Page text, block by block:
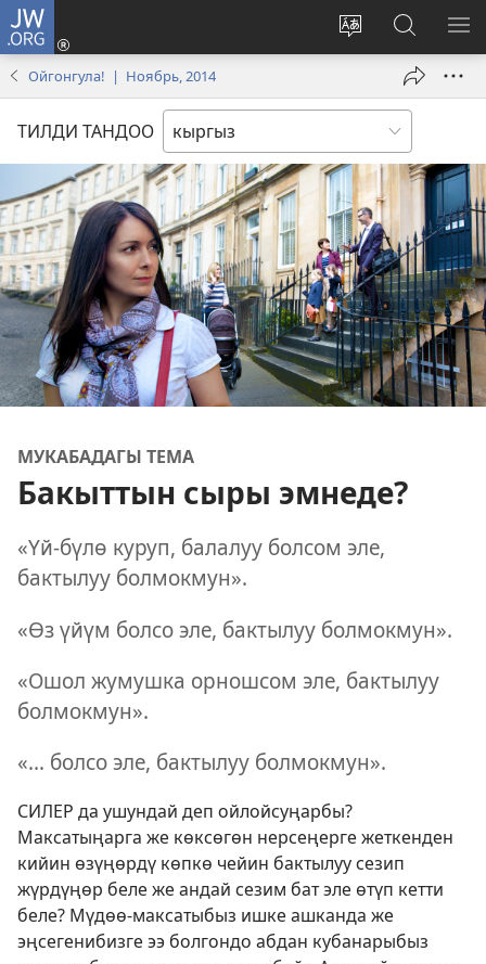
JW.ORG
Башка
тандоо
Кирүү
(жаңы
JW.ORG
сайтынан
издөө
Ойгонгула! | Ноябрь, 2014
ТИЛДИ ТАНДОО
МУКАБАДАГЫ ТЕМА
Бакыттын сыры эмнеде?
«Үй-бүлө куруп, балалуу болсом эле,
бактылуу болмокмун».
«Өз үйүм болсо эле, бактылуу болмокмун».
«Ошол жумушка орношсом эле, бактылуу
болмокмун».
«... болсо эле, бактылуу болмокмун».
СИЛЕР да ушундай деп ойлойсуңарбы?
Максатыңарга же көксөгөн нерсеңерге жеткенден
кийин өзүңөрдү көпкө чейин бактылуу сезип
жүрдүңөр беле же андай сезим бат эле өтүп кетти
беле? Мүдөө-максатыбыз ишке ашканда же
эңсегенибизге ээ болгондо абдан кубанарыбыз